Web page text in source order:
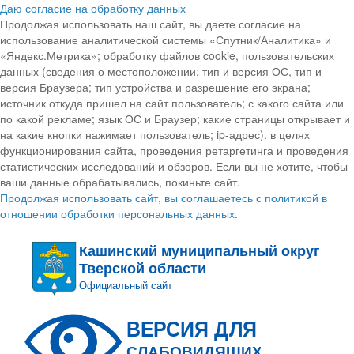
Даю согласие на обработку данных
Продолжая использовать наш сайт, вы даете согласие на
использование аналитической системы «Спутник/Аналитика» и
«Яндекс.Метрика»; обработку файлов cookie, пользовательских
данных (сведения о местоположении; тип и версия ОС, тип и
версия Браузера; тип устройства и разрешение его экрана;
источник откуда пришел на сайт пользователь; с какого сайта или
по какой рекламе; язык ОС и Браузер; какие страницы открывает и
на какие кнопки нажимает пользователь; ip-адрес). в целях
функционирования сайта, проведения ретаргетинга и проведения
статистических исследований и обзоров. Если вы не хотите, чтобы
ваши данные обрабатывались, покиньте сайт.
Продолжая использовать сайт, вы соглашаетесь с политикой в
отношении обработки персональных данных.